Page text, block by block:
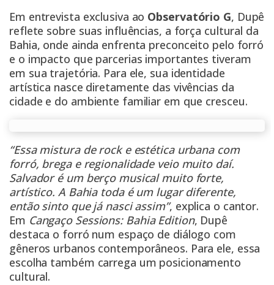
Em entrevista exclusiva ao Observatório G, Dupê
reflete sobre suas influências, a força cultural da
Bahia, onde ainda enfrenta preconceito pelo forró
e o impacto que parcerias importantes tiveram
em sua trajetória. Para ele, sua identidade
artística nasce diretamente das vivências da
cidade e do ambiente familiar em que cresceu.
“Essa mistura de rock e estética urbana com
forró, brega e regionalidade veio muito daí.
Salvador é um berço musical muito forte,
artístico. A Bahia toda é um lugar diferente,
então sinto que já nasci assim”, explica o cantor.
Em Cangaço Sessions: Bahia Edition, Dupê
destaca o forró num espaço de diálogo com
gêneros urbanos contemporâneos. Para ele, essa
escolha também carrega um posicionamento
cultural.